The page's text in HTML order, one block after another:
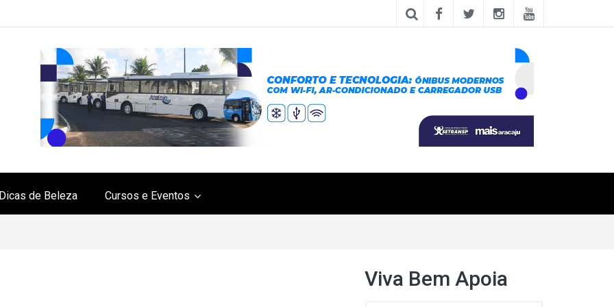
Dicas de Beleza Cursos e Eventos
Viva Bem Apoia